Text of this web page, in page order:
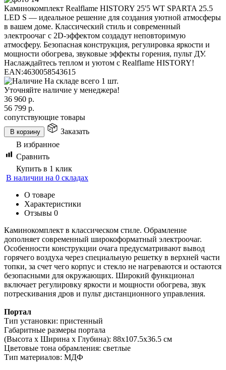
Каминокомплект Realflame HISTORY 25'5 WT SPARTA 25.5
LED S — идеальное решение для создания уютной атмосферы
в вашем доме. Классический стиль и современный
электроочаг с 2D-эффектом создадут неповторимую
атмосферу. Безопасная конструкция, регулировка яркости и
мощности обогрева, звуковые эффекты горения, пульт ДУ.
Наслаждайтесь теплом и уютом с Realflame HISTORY!
EAN:4630058543615
На складе всего 1 шт.
Уточняйте наличие у менеджера!
36 960 р.
56 799 р.
сопутствующие товары
В корзину
Заказать
В избранное
Сравнить
Купить в 1 клик
В наличии на 0 складах
О товаре
Характеристики
Отзывы 0
Каминокомплект в классическом стиле. Обрамление
дополняет современный широкоформатный электроочаг.
Особенности конструкции очага предусматривают вывод
горячего воздуха через специальную решетку в верхней части
топки, за счет чего корпус и стекло не нагреваются и остаются
безопасными для окружающих. Широкий функционал
включает регулировку яркости и мощности обогрева, звук
потрескивания дров и пульт дистанционного управления.
Портал
Тип установки: пристенный
Габаритные размеры портала
(Высота x Ширина x Глубина): 88x107.5x36.5 см
Цветовые тона обрамления: светлые
Тип материалов: МДФ